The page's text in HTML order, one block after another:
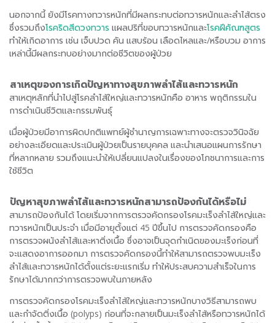
นอกจากนี้ ยังมีโรคทางทวารหนักที่มีผลกระทบต่อทวารหนักและลำไส้ตรง
ซึ่งรวมถึงโรคริดสีดวงทวาร แผลปริที่ขอบทวารหนักและโรคฝีคัณฑสูตร
ทำให้เกิดอาการ เช่น เจ็บปวด คัน แสบร้อน เลือดไหลและ/หรือบวม อาการ
เหล่านี้มีผลกระทบอย่างมากต่อชีวิตของผู้ป่วย
สาเหตุของการเกิดปัญหาทางสุขภาพลำไส้และทวารหนัก
สาเหตุหลักที่นำไปสู่โรคลำไส้ใหญ่และทวารหนักคือ อาหาร พฤติกรรมใน
การดำเนินชีวิตและกรรมพันธุ์
เมื่อผู้ป่วยมีอาการผิดปกติแพทย์ผู้ชำนาญการเฉพาะทางจะตรวจวินิจฉัย
อย่างละเอียดและประเมินผู้ป่วยเป็นรายบุคคล และนำเสนอแผนการรักษา
ที่หลากหลาย รวมถึงแนะนำให้เปลี่ยนแปลงในเรื่องของโภชนาการและการ
ใช้ชีวิต
ปัญหาสุขภาพลำไส้และทวารหนักสามารถป้องกันได้หรือไม่
สามารถป้องกันได้ โดยเริ่มจากการตรวจคัดกรองโรคมะเร็งลำไส้ใหญ่และ
ทวารหนักเป็นประจำ เมื่อมีอายุตั้งแต่ 45 ปีขึ้นไป การตรวจคัดกรองคือ
การตรวจผนังลำไส้และหาติ่งเนื้อ ซึ่งอาจเป็นจุดกำเนิดของมะเร็งก่อนที่
จะแสดงอาการออกมา การตรวจคัดกรองนี้ทำให้สามารถตรวจพบมะเร็ง
ลำไส้และทวารหนักได้ตั้งแต่ระยะแรกเริ่ม ทำให้ประสบความสำเร็จในการ
รักษาได้มากกว่าการตรวจพบในภายหลัง
การตรวจคัดกรองโรคมะเร็งลำไส้ใหญ่และทวารหนักบางวิธีสามารถพบ
และกำจัดติ่งเนื้อ (polyps) ก่อนที่จะกลายเป็นมะเร็งลำไส้หรือทวารหนักได้